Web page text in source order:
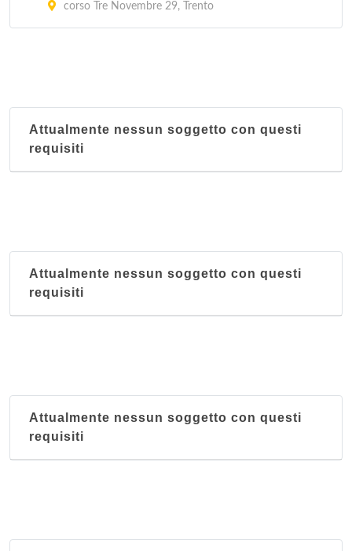
corso Tre Novembre 29, Trento
Attualmente nessun soggetto con questi
requisiti
Attualmente nessun soggetto con questi
requisiti
Attualmente nessun soggetto con questi
requisiti